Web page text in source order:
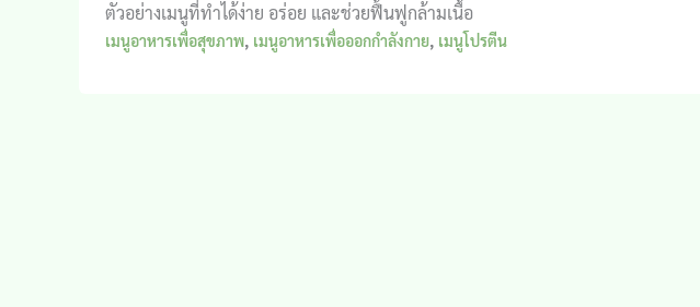
ตัวอย่างเมนูที่ทำได้ง่าย อร่อย และช่วยฟื้นฟูกล้ามเนื้อ
เมนูอาหารเพื่อสุขภาพ, เมนูอาหารเพื่อออกกำลังกาย, เมนูโปรตีน